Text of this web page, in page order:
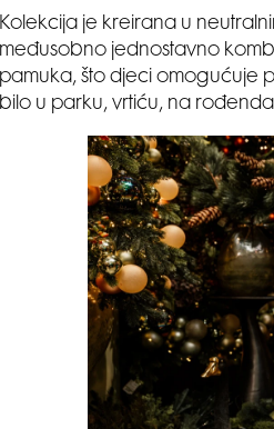
Kolekcija je kreirana u
međusobno jednostavno
pamuka, što djeci omogućuje
bilo u parku, vrtiću, na